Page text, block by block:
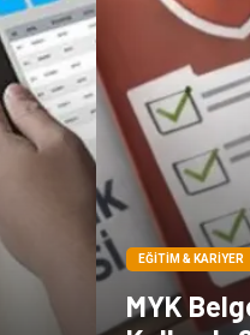
EĞITIM & KARIYER
MYK